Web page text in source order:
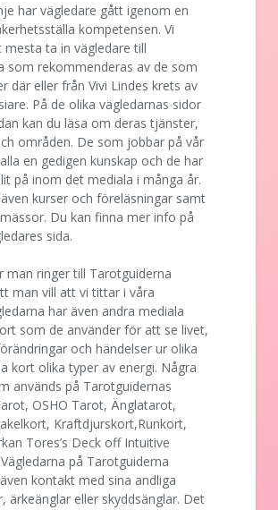
har vägledare gått igenom en
kompetensen. Vi
ta in vägledare till
som rekommenderas av de som
där eller från Vivi Lindes krets av
På de olika vägledarnas sidor
kan du läsa om deras tjänster,
områden. De som jobbar på vår
en gedigen kunskap och de har
på inom det mediala i många år.
kurser och föreläsningar samt
Du kan finna mer info på
sida.
man ringer till Tarotguiderna
man vill att vi tittar i våra
har även andra mediala
som de använder för att se livet,
och händelser ur olika
kort olika typer av energi. Några
används på Tarotguidernas
OSHO Tarot, Änglatarot,
Kraftdjurskort,Runkort,
Tores’s Deck off Intuitive
på Tarotguiderna
kontakt med sina andliga
ärkeänglar eller skyddsänglar. Det